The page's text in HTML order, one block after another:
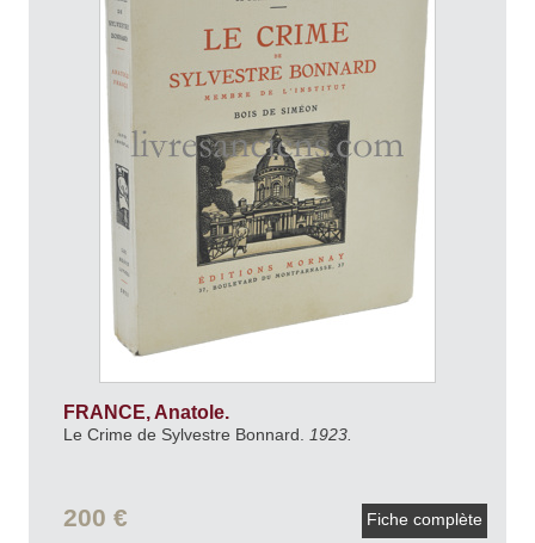
FRANCE, Anatole.
Le Crime de Sylvestre Bonnard. 1923.
200 € Fiche complète